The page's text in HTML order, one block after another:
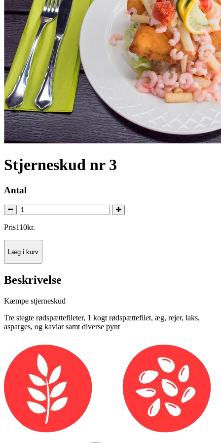
Stjerneskud nr 3
Antal
Pris110kr.
Læg i kurv
Beskrivelse
Kæmpe stjerneskud
Tre stegte rødspættefileter, 1 kogt rødspættefilet, æg, rejer, laks,
asparges, og kaviar samt diverse pynt